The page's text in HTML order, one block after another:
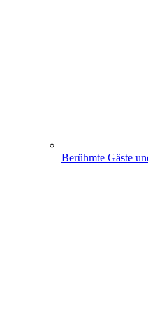
Berühmte Gäste